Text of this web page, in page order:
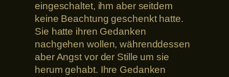
eingeschaltet, ihm aber seitdem
keine Beachtung geschenkt hatte.
Sie hatte ihren Gedanken
nachgehen wollen, währenddessen
aber Angst vor der Stille um sie
herum gehabt. Ihre Gedanken